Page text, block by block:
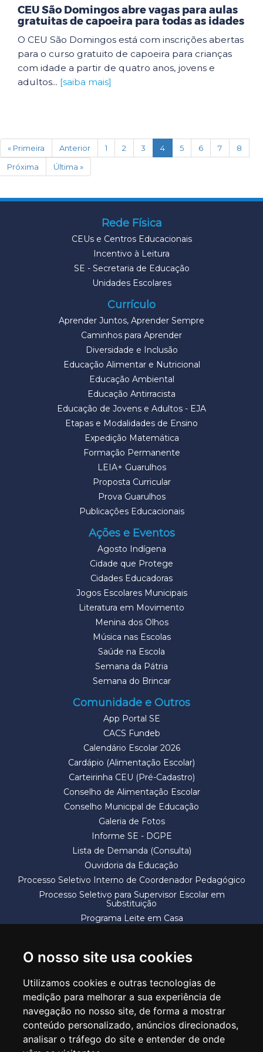
O nosso site usa cookies
Utilizamos cookies e outras tecnologias de
medição para melhorar a sua experiência de
navegação no nosso site, de forma a mostrar
conteúdo personalizado, anúncios direcionados,
analisar o tráfego do site e entender de onde
CEU São Domingos abre vagas para aulas
gratuitas de capoeira para todas as idades
O CEU São Domingos está com inscrições abertas
para o curso gratuito de capoeira para crianças
com idade a partir de quatro anos, jovens e
adultos... [saiba mais]
« Primeira Anterior 1 2 3 4(current)
5 6 7
8
Próxima
Última »
Rede Física
CEUs e Centros Educacionais
Incentivo à Leitura
SE - Secretaria de Educação
Unidades Escolares
Currículo
Aprender Juntos, Aprender Sempre
Caminhos para Aprender
Diversidade e Inclusão
Educação Alimentar e Nutricional
Educação Ambiental
Educação Antirracista
Educação de Jovens e Adultos - EJA
Etapas e Modalidades de Ensino
Expedição Matemática
Formação Permanente
LEIA+ Guarulhos
Proposta Curricular
Prova Guarulhos
Publicações Educacionais
Ações e Eventos
Agosto Indígena
Cidade que Protege
Cidades Educadoras
Jogos Escolares Municipais
Literatura em Movimento
Menina dos Olhos
Música nas Escolas
Saúde na Escola
Semana da Pátria
Semana do Brincar
Comunidade e Outros
App Portal SE
CACS Fundeb
Calendário Escolar 2026
Cardápio (Alimentação Escolar)
Carteirinha CEU (Pré-Cadastro)
Conselho de Alimentação Escolar
Conselho Municipal de Educação
Galeria de Fotos
Informe SE - DGPE
Lista de Demanda (Consulta)
Ouvidoria da Educação
Processo Seletivo Interno de Coordenador Pedagógico
Processo Seletivo para Supervisor Escolar em
Substituição
Programa Leite em Casa
SECRETARIA DE EDUCAÇÃO
Rua Claudino Barbosa, 313 - Macedo - Guarulhos/SP CEP 07113-040